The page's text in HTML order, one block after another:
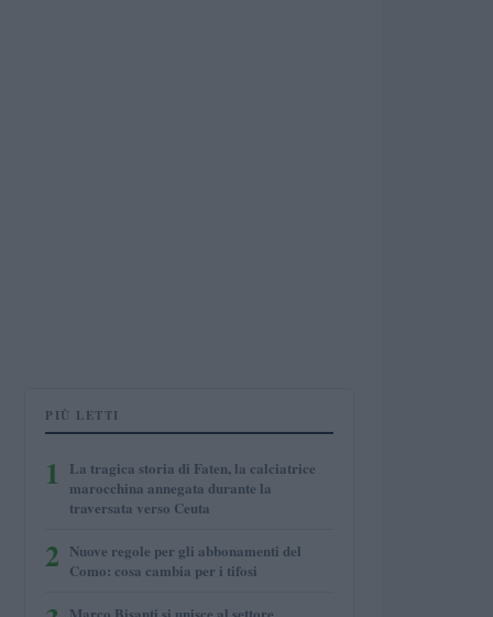
PIÙ LETTI
1
La tragica storia di Faten, la calciatrice
marocchina annegata durante la
traversata verso Ceuta
2 Nuove regole per gli abbonamenti del
Como: cosa cambia per i tifosi